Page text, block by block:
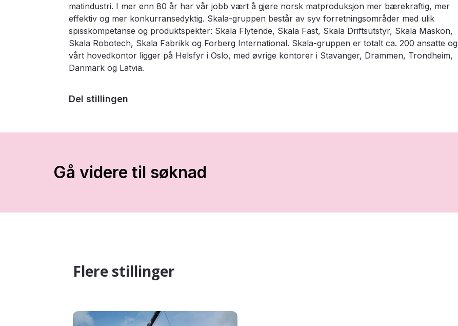
matindustri. I mer enn 80 år har vår jobb vært å gjøre norsk matproduksjon mer bærekraftig, mer
effektiv og mer konkurransedyktig. Skala-gruppen består av syv forretningsområder med ulik
spisskompetanse og produktspekter: Skala Flytende, Skala Fast, Skala Driftsutstyr, Skala Maskon,
Skala Robotech, Skala Fabrikk og Forberg International. Skala-gruppen er totalt ca. 200 ansatte og
vårt hovedkontor ligger på Helsfyr i Oslo, med øvrige kontorer i Stavanger, Drammen, Trondheim,
Danmark og Latvia.
Del stillingen
Gå videre til søknad
Flere stillinger